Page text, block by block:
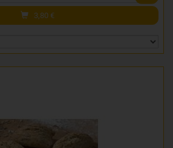
3,80 €